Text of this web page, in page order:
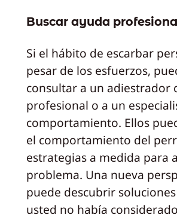
Buscar ayuda
Si el hábito de escarbar
pesar de los esfuerzos,
consultar a un adiestrador
profesional o a un
comportamiento. Ellos
el comportamiento del
estrategias a medida para
problema. Una nueva
puede descubrir
usted no había